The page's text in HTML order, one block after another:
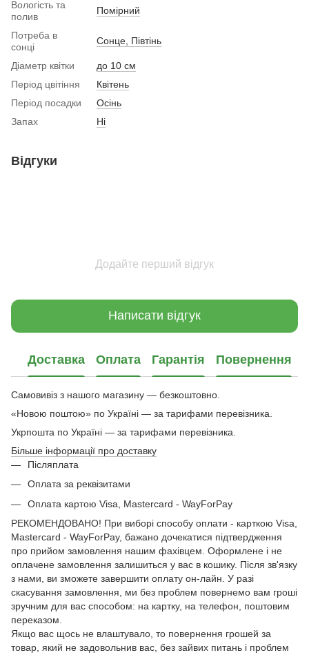
Вологість та
полив
Помірний
Потреба в
сонці
Сонце, Півтінь
Діаметр квітки
до 10 см
Період цвітіння
Квітень
Період посадки
Осінь
Запах
Ні
Відгуки
Додайте перший відгук
Написати відгук
Доставка Оплата Гарантія Повернення
Самовивіз з нашого магазину — безкоштовно.
«Новою поштою» по Україні — за тарифами перевізника.
Укрпошта по Україні — за тарифами перевізника.
Більше інформації про доставку
Післяплата
Оплата за реквізитами
Оплата картою Visa, Mastercard - WayForPay
РЕКОМЕНДОВАНО! При виборі способу оплати - карткою Visa,
Mastercard - WayForPay, бажано дочекатися підтвердження
про прийом замовлення нашим фахівцем. Оформлене і не
оплачене замовлення залишиться у вас в кошику. Після зв'язку
з нами, ви зможете завершити оплату он-лайн. У разі
скасування замовлення, ми без проблем повернемо вам гроші
зручним для вас способом: на картку, на телефон, поштовим
переказом.
Якщо вас щось не влаштувало, то повернення грошей за
товар, який не задовольнив вас, без зайвих питань і проблем